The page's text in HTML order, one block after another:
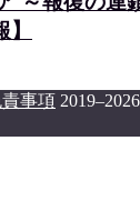
事項